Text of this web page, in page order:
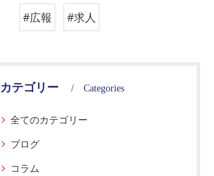
#広報 #求人
カテゴリー Categories
全てのカテゴリー
ブログ
コラム